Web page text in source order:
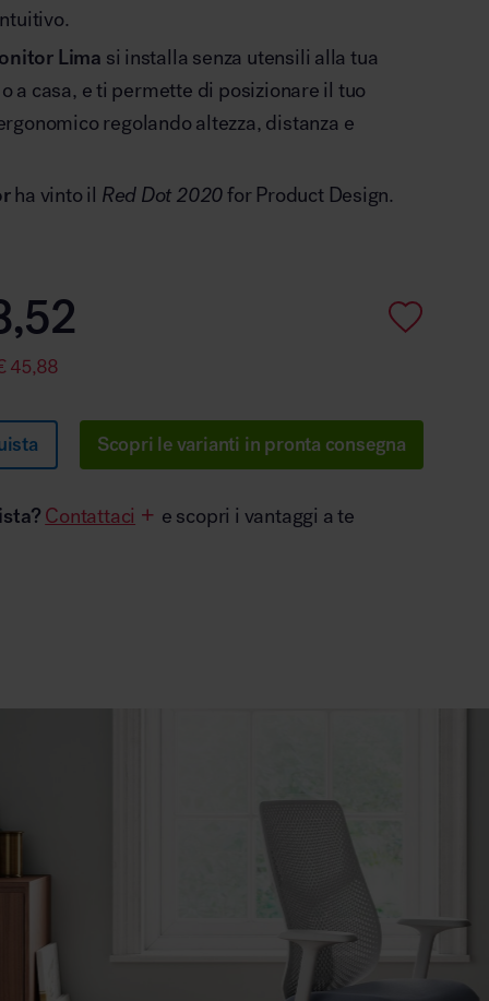
Lima si installa senza utensili alla tua
a casa, e ti permette di posizionare il tuo
regolando altezza, distanza e
ha vinto il Red Dot 2020for Product Design.
45,88
Scopri le varianti in pronta consegna
Contattaci e scopri i vantaggi a te